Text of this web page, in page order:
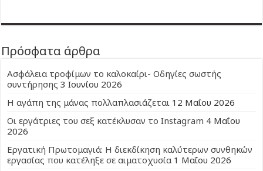
Πρόσφατα άρθρα
Ασφάλεια τροφίμων το καλοκαίρι- Οδηγίες σωστής
συντήρησης 3 Ιουνίου 2026
Η αγάπη της μάνας πολλαπλασιάζεται 12 Μαΐου 2026
Οι εργάτριες του σεξ κατέκλυσαν το Instagram 4 Μαΐου
2026
Εργατική Πρωτομαγιά: Η διεκδίκηση καλύτερων συνθηκών
εργασίας που κατέληξε σε αιματοχυσία 1 Μαΐου 2026